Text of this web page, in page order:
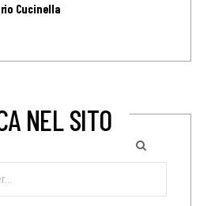
Cucinella
NEL SITO